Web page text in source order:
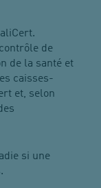
de
de la santé et
caisses-
et, selon
si une